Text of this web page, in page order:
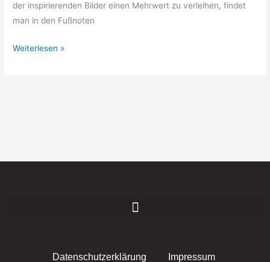
der inspirierenden Bilder einen Mehrwert zu verleihen, findet
man in den Fußnoten
Weiterlesen »
Datenschutzerklärung Impressum